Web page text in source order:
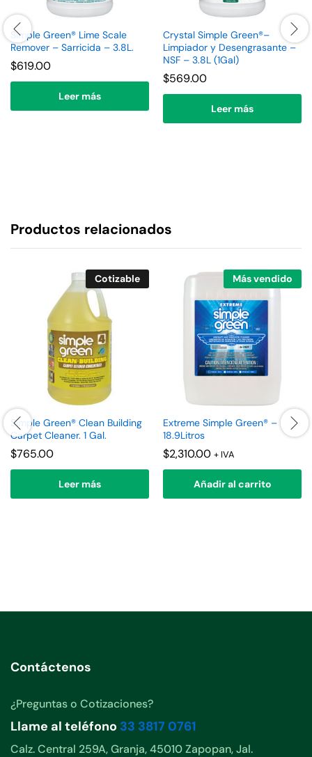
Simple Green® Lime Scale
Remover – Sarricida – 3.8L.
$619.00
Leer más
Crystal Simple Green®–
Limpiador y Desengrasante –
NSF – 3.8L (1Gal)
$569.00
Leer más
Productos relacionados
Cotizable
Simple Green® Clean Building
Carpet Cleaner. 1 Gal.
$765.00
Leer más
Más vendido
Extreme Simple Green® –
18.9Litros
$2,310.00 + IVA
Añadir al carrito
Contáctenos
¿Preguntas o Cotizaciones?
Llame al teléfono 33 3817 0761
Calz. Central 259A, Granja, 45010 Zapopan, Jal.